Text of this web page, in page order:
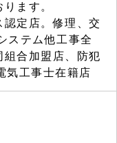
ます。
定店。修理、交
ステム他工事全
合加盟店、防犯
気工事士在籍店